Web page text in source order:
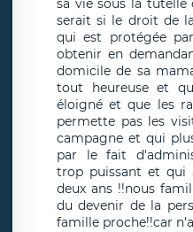
sa vie sous la tutelle
serait si le droit de
qui est protégée
obtenir en
domicile de sa
tout heureuse et
éloigné et que les
permette pas les
campagne et qui
par le fait
trop puissant et qui
deux ans !!nous
du devenir de la
famille proche!!car